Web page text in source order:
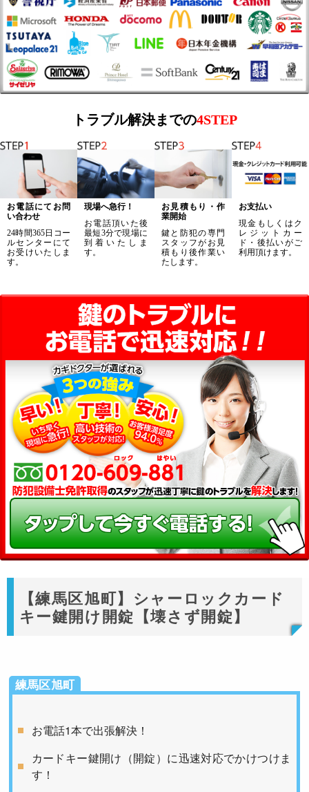
トラブル解決までの4STEP
お電話にてお問
い合わせ
24時間365日コー
ルセンターにて
お受けいたしま
す。
現場へ急行！
お電話頂いた後
最短3分で現場に
到着いたしま
す。
お見積もり・作
業開始
鍵と防犯の専門
スタッフがお見
積もり後作業い
たします。
お支払い
現金もしくはク
レジットカー
ド・後払いがご
利用頂けます。
【練馬区旭町】シャーロックカード
キー鍵開け開錠【壊さず開錠】
練馬区旭町
お電話1本で出張解決！
カードキー鍵開け（開錠）に迅速対応でかけつけま
す！